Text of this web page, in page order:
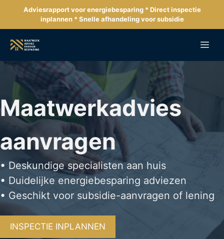
de
inhoud
Adviesrapport voor energiebesparing * Direct inspectie
inplannen * Snelle afhandeling voor subsidie
Maatwerkadvies
aanvragen
• Deskundige specialisten aan huis
• Duidelijke energiebesparing adviezen
• Geschikt voor subsidie-aanvragen of lening
INSPECTIE INPLANNEN